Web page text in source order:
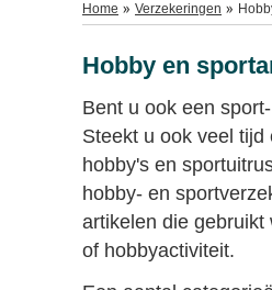
Home Verzekeringen
Hobby en
Bent u ook een
Steekt u ook veel tijd
hobby's en
hobby- en
artikelen die
of hobbyactiviteit.